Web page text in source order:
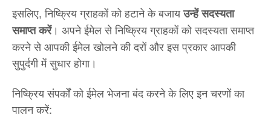
इसलिए, निष्क्रिय ग्राहकों को हटाने के बजायउन्हें सदस्यता
समाप्त करें। अपने ईमेल से निष्क्रिय ग्राहकों को सदस्यता समाप्त
करने से आपकी ईमेल खोलने की दरों और इस प्रकार आपकी
सुपुर्दगी में सुधार होगा।
निष्क्रिय संपर्कों को ईमेल भेजना बंद करने के लिए इन चरणों का
पालन करें: